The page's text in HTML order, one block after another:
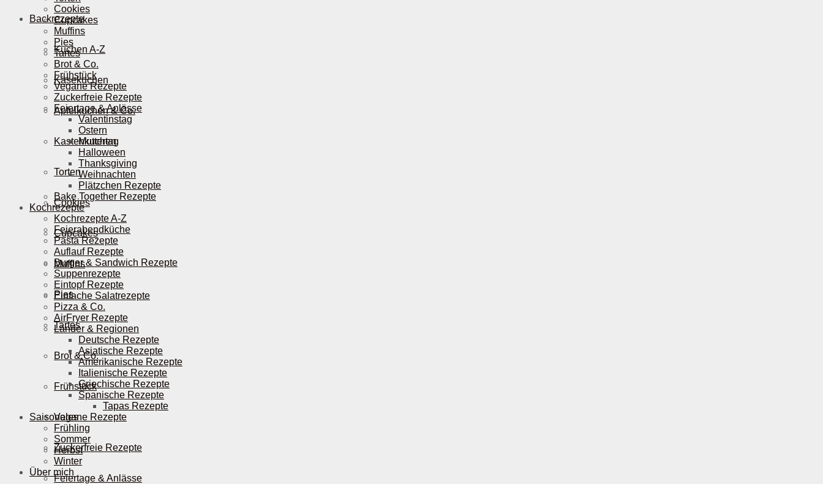
Backrezepte
Kuchen A-Z
Käsekuchen
Apfelkuchen & Co.
Kastenkuchen
Torten
Cookies
Cupcakes
Muffins
Pies
Tartes
Brot & Co.
Frühstück
Vegane Rezepte
Zuckerfreie Rezepte
Feiertage & Anlässe
Cookies
Cupcakes
Muffins
Pies
Tartes
Brot & Co.
Frühstück
Vegane Rezepte
Zuckerfreie Rezepte
Feiertage & Anlässe
Valentinstag
Ostern
Muttertag
Halloween
Thanksgiving
Weihnachten
Plätzchen Rezepte
Bake Together Rezepte
Kochrezepte
Kochrezepte A-Z
Feierabendküche
Pasta Rezepte
Auflauf Rezepte
Burger & Sandwich Rezepte
Suppenrezepte
Eintopf Rezepte
Einfache Salatrezepte
Pizza & Co.
AirFryer Rezepte
Länder & Regionen
Deutsche Rezepte
Asiatische Rezepte
Amerikanische Rezepte
Italienische Rezepte
Griechische Rezepte
Spanische Rezepte
Tapas Rezepte
Saisonales
Frühling
Sommer
Herbst
Winter
Über mich